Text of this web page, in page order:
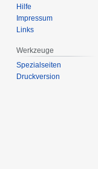
Hilfe
Impressum
Links
Werkzeuge
Spezialseiten
Druckversion